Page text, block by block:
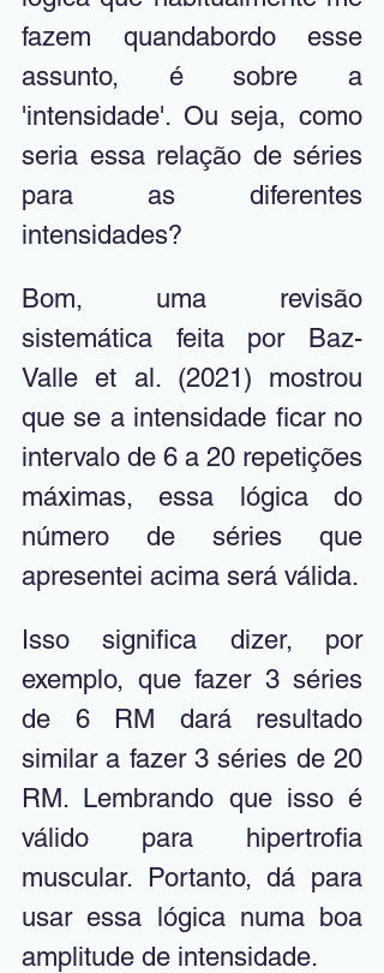
fazem quandabordo esse
assunto, é sobre a
'intensidade'. Ou seja, como
seria essa relação de séries
para as diferentes
intensidades?
Bom, uma revisão
sistemática feita por Baz-
Valle et al. (2021) mostrou
que se a intensidade ficar no
intervalo de 6 a 20 repetições
máximas, essa lógica do
número de séries que
Isso significa dizer, por
exemplo, que fazer 3 séries
de 6 RM dará resultado
similar a fazer 3 séries de 20
RM. Lembrando que isso é
válido para hipertrofia
muscular. Portanto, dá para
usar essa lógica numa boa
amplitude de intensidade.